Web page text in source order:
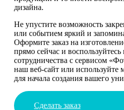
дизайна.
Не упустите возможность
или событием яркий и
Оформите заказ на
прямо сейчас и
сотрудничества с сервисом
наш веб-сайт или используйте
для начала создания вашего
Сделать заказ